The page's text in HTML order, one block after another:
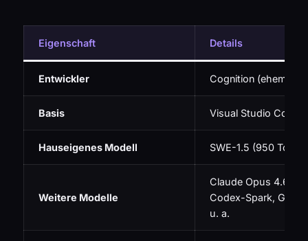
Eigenschaft Details
Entwickler Cognition (ehemals
Basis Visual Studio Code
Hauseigenes Modell SWE-1.5 (950
Weitere Modelle
Claude Opus 4.6,
Codex-Spark,
u. a.